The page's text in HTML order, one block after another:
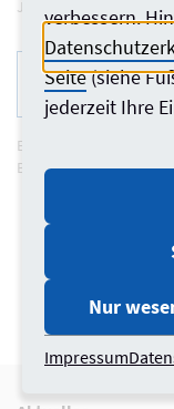
Jobbörse anlegen.
Externe Nutzer sowie
Bürovermittlungsbörse
verbessern.
Seite(siehe
jederzeit Ihre
Nur
Impressum